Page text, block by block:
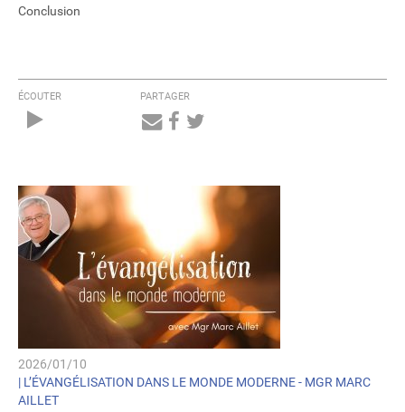
Conclusion
ÉCOUTER PARTAGER
2026/01/10
| L’ÉVANGÉLISATION DANS LE MONDE MODERNE - MGR MARC
AILLET